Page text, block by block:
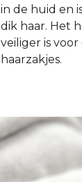
in de huid en
dik haar. Het
veiliger is
haarzakjes.